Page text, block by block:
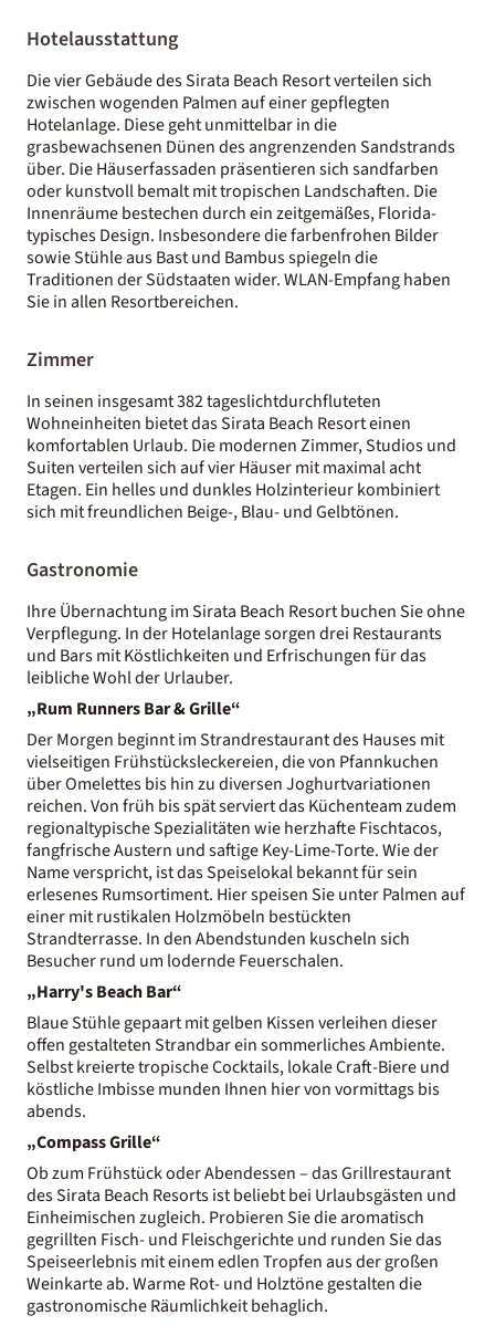
Hotelausstattung
Die vier Gebäude des Sirata Beach Resort verteilen sich
zwischen wogenden Palmen auf einer gepflegten
Hotelanlage. Diese geht unmittelbar in die
grasbewachsenen Dünen des angrenzenden Sandstrands
über. Die Häuserfassaden präsentieren sich sandfarben
oder kunstvoll bemalt mit tropischen Landschaften. Die
Innenräume bestechen durch ein zeitgemäßes, Florida-
typisches Design. Insbesondere die farbenfrohen Bilder
sowie Stühle aus Bast und Bambus spiegeln die
Traditionen der Südstaaten wider. WLAN-Empfang haben
Sie in allen Resortbereichen.
Zimmer
In seinen insgesamt 382 tageslichtdurchfluteten
Wohneinheiten bietet das Sirata Beach Resort einen
komfortablen Urlaub. Die modernen Zimmer, Studios und
Suiten verteilen sich auf vier Häuser mit maximal acht
Etagen. Ein helles und dunkles Holzinterieur kombiniert
sich mit freundlichen Beige-, Blau- und Gelbtönen.
Gastronomie
Ihre Übernachtung im Sirata Beach Resort buchen Sie ohne
Verpflegung. In der Hotelanlage sorgen drei Restaurants
und Bars mit Köstlichkeiten und Erfrischungen für das
leibliche Wohl der Urlauber.
„Rum Runners Bar & Grille“
Der Morgen beginnt im Strandrestaurant des Hauses mit
vielseitigen Frühstücksleckereien, die von Pfannkuchen
über Omelettes bis hin zu diversen Joghurtvariationen
reichen. Von früh bis spät serviert das Küchenteam zudem
regionaltypische Spezialitäten wie herzhafte Fischtacos,
fangfrische Austern und saftige Key-Lime-Torte. Wie der
Name verspricht, ist das Speiselokal bekannt für sein
erlesenes Rumsortiment. Hier speisen Sie unter Palmen auf
einer mit rustikalen Holzmöbeln bestückten
Strandterrasse. In den Abendstunden kuscheln sich
Besucher rund um lodernde Feuerschalen.
„Harry's Beach Bar“
Blaue Stühle gepaart mit gelben Kissen verleihen dieser
offen gestalteten Strandbar ein sommerliches Ambiente.
Selbst kreierte tropische Cocktails, lokale Craft-Biere und
köstliche Imbisse munden Ihnen hier von vormittags bis
abends.
„Compass Grille“
Ob zum Frühstück oder Abendessen – das Grillrestaurant
des Sirata Beach Resorts ist beliebt bei Urlaubsgästen und
Einheimischen zugleich. Probieren Sie die aromatisch
gegrillten Fisch- und Fleischgerichte und runden Sie das
Speiseerlebnis mit einem edlen Tropfen aus der großen
Weinkarte ab. Warme Rot- und Holztöne gestalten die
gastronomische Räumlichkeit behaglich.